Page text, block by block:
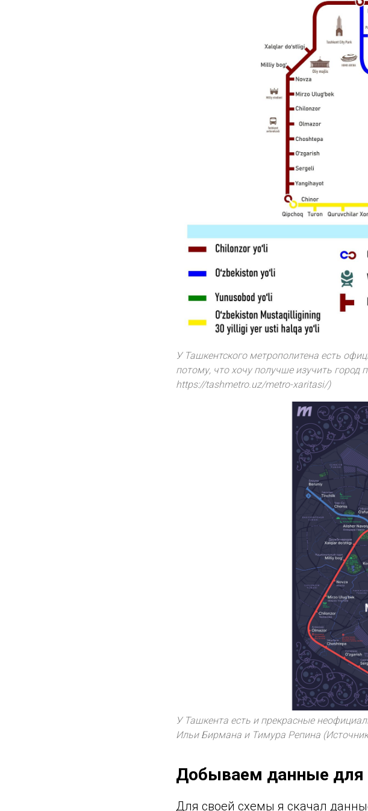
У Ташкентского метрополитена есть
потому, что хочу получше изучить город
https://tashmetro.uz/metro-xaritasi/)
У Ташкента есть и прекрасные
Ильи Бирмана и Тимура Репина
Добываем данные для
Для своей схемы я скачал